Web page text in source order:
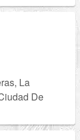
La
De